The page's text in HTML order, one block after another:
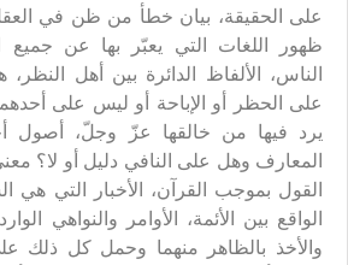
على الحقيقة، بيان خطأ من ظن في
ظهور اللغات التي يعبّر بها عن جميع
الناس، الألفاظ الدائرة بين أهل
على الحظر أو الإباحة أو ليس على
يرد فيها من خالقها عزّ وجلّ، أصول
المعارف وهل على النافي دليل أو لا؟ معنى
القول بموجب القرآن، الأخبار التي هي
الواقع بين الأئمة، الأوامر والنواهي
والأخذ بالظاهر منهما وحمل كل ذلك